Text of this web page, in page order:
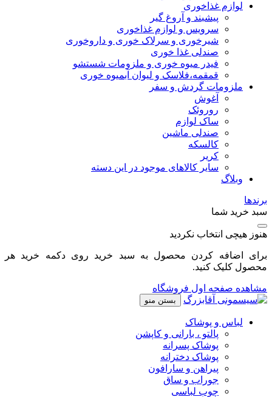
لوازم غذاخوری
پیشبند و آروغ گیر
سرویس و لوازم غذاخوری
شیرخوری و سرلاک خوری و داروخوری
صندلی غذا خوری
فیدر میوه خوری و ملزومات شستشو
قمقمه،فلاسک و لیوان آبمیوه خوری
ملزومات گردش و سفر
آغوش
روروئک
ساک لوازم
صندلی ماشین
کالسکه
کریر
سایر کالاهای موجود در این دسته
وبلاگ
برندها
سبد خرید شما
هنوز هیچی انتخاب نکردید
برای اضافه کردن محصول به سبد خرید روی دکمه خرید هر
محصول کلیک کنید.
مشاهده صفحه اول فروشگاه
بستن منو
لباس و پوشاک
پالتو ، بارانی و کاپشن
پوشاک پسرانه
پوشاک دخترانه
پیراهن و سارافون
جوراب و ساق
چوب لباسی